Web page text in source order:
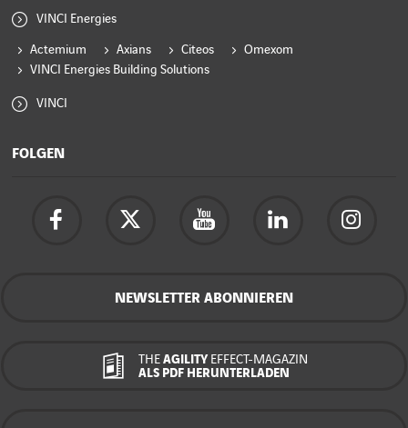
VINCI Energies
Actemium Axians Citeos
Omexom
VINCI Energies Building Solutions
VINCI
FOLGEN
NEWSLETTER ABONNIEREN
THE AGILITY EFFECT-MAGAZIN
ALS PDF HERUNTERLADEN